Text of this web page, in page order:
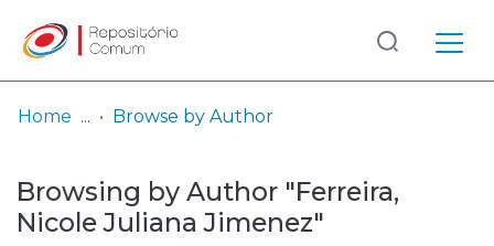
& Collections
Browse repository
Log
In
(current)
Home Browse by Author
Browsing by Author "Ferreira,
Nicole Juliana Jimenez"